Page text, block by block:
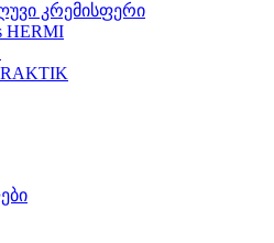
კრემისფერი
HERMI